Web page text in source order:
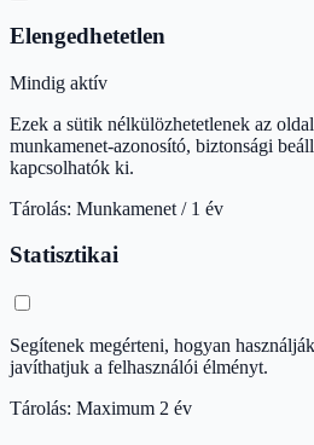
Elengedhetetlen
Mindig aktív
Ezek a sütik nélkülözhetetlenek az
munkamenet-azonosító, biztonsági
kapcsolhatók ki.
Tárolás: Munkamenet / 1 év
Statisztikai
Segítenek megérteni, hogyan
javíthatjuk a felhasználói élményt.
Tárolás: Maximum 2 év